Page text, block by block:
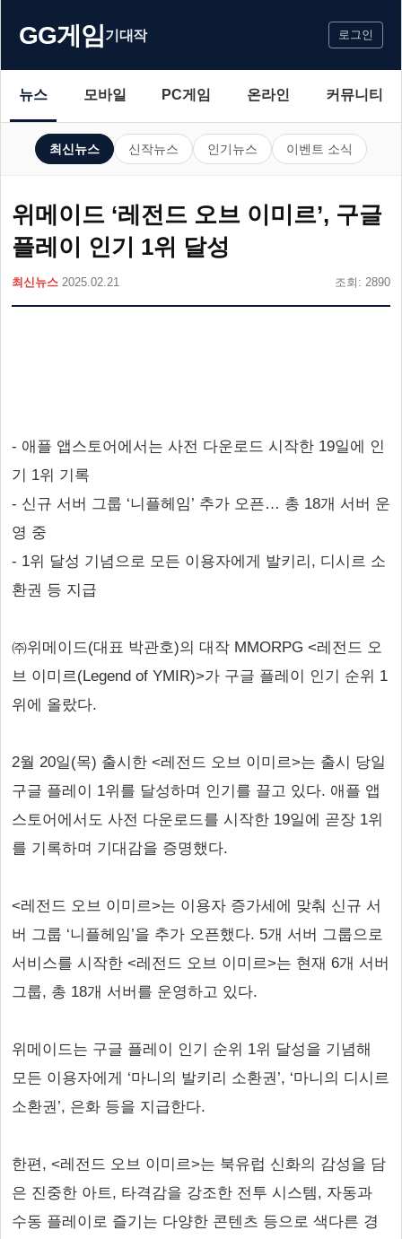
GG게임기대작 로그인
뉴스 모바일 PC게임 온라인 커뮤니티
최신뉴스 신작뉴스 인기뉴스 이벤트 소식
위메이드 ‘레전드 오브 이미르’, 구글
플레이 인기 1위 달성
최신뉴스 2025.02.21 조회: 2890
- 애플 앱스토어에서는 사전 다운로드 시작한 19일에 인
기 1위 기록
- 신규 서버 그룹 ‘니플헤임’ 추가 오픈… 총 18개 서버 운
영 중
- 1위 달성 기념으로 모든 이용자에게 발키리, 디시르 소
환권 등 지급
㈜위메이드(대표 박관호)의 대작 MMORPG <레전드 오
브 이미르(Legend of YMIR)>가 구글 플레이 인기 순위 1
위에 올랐다.
2월 20일(목) 출시한 <레전드 오브 이미르>는 출시 당일
구글 플레이 1위를 달성하며 인기를 끌고 있다. 애플 앱
스토어에서도 사전 다운로드를 시작한 19일에 곧장 1위
를 기록하며 기대감을 증명했다.
<레전드 오브 이미르>는 이용자 증가세에 맞춰 신규 서
버 그룹 ‘니플헤임’을 추가 오픈했다. 5개 서버 그룹으로
서비스를 시작한 <레전드 오브 이미르>는 현재 6개 서버
그룹, 총 18개 서버를 운영하고 있다.
위메이드는 구글 플레이 인기 순위 1위 달성을 기념해
모든 이용자에게 ‘마니의 발키리 소환권’, ‘마니의 디시르
소환권’, 은화 등을 지급한다.
한편, <레전드 오브 이미르>는 북유럽 신화의 감성을 담
은 진중한 아트, 타격감을 강조한 전투 시스템, 자동과
수동 플레이로 즐기는 다양한 콘텐츠 등으로 색다른 경